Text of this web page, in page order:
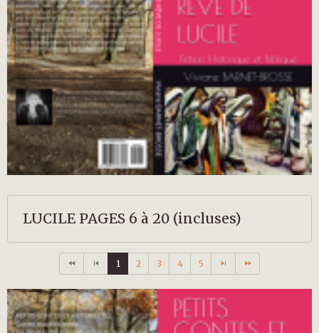
LUCILE PAGES 6 à 20 (incluses)
1 2 3 4 5